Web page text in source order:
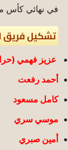
في نهائي كأس مصر هو (6-
تشكيل فريق
عزيز فهمي
أحمد رفعت
كامل مسعود
موسي سري
أمين صبري